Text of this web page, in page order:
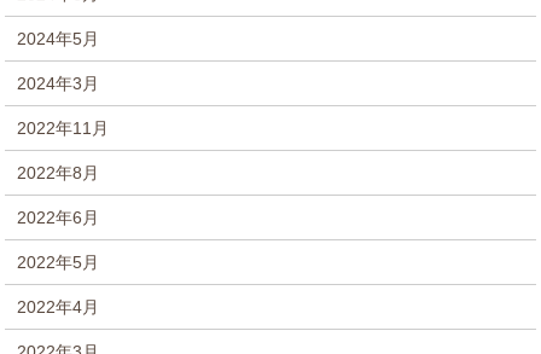
2024年5月
2024年3月
2022年11月
2022年8月
2022年6月
2022年5月
2022年4月